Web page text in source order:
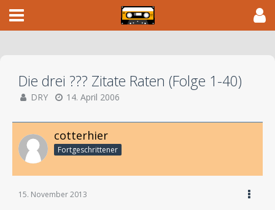
Die drei ??? Zitate Raten (Folge 1-40)
DRY 14. April 2006
cotterhier
Fortgeschrittener
15. November 2013